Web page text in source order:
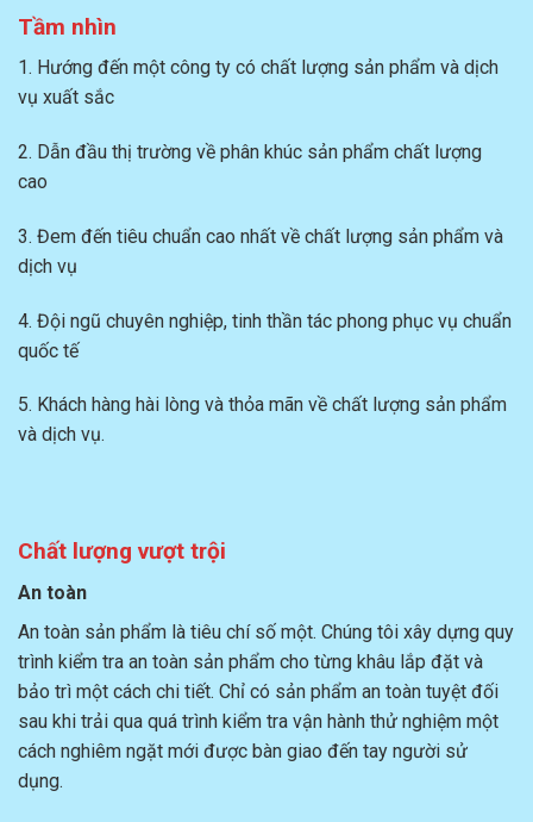
Tầm nhìn
1. Hướng đến một công ty có chất lượng sản phẩm và dịch
vụ xuất sắc
2. Dẫn đầu thị trường về phân khúc sản phẩm chất lượng
cao
3. Đem đến tiêu chuẩn cao nhất về chất lượng sản phẩm và
dịch vụ
4. Đội ngũ chuyên nghiệp, tinh thần tác phong phục vụ chuẩn
quốc tế
5. Khách hàng hài lòng và thỏa mãn về chất lượng sản phẩm
và dịch vụ.
Chất lượng vượt trội
An toàn
An toàn sản phẩm là tiêu chí số một. Chúng tôi xây dựng quy
trình kiểm tra an toàn sản phẩm cho từng khâu lắp đặt và
bảo trì một cách chi tiết. Chỉ có sản phẩm an toàn tuyệt đối
sau khi trải qua quá trình kiểm tra vận hành thử nghiệm một
cách nghiêm ngặt mới được bàn giao đến tay người sử
dụng.